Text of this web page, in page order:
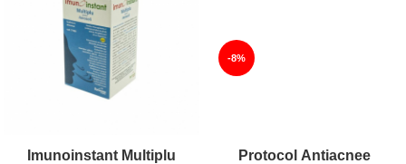
Imunoinstant Multiplu
-8%
Protocol Antiacnee